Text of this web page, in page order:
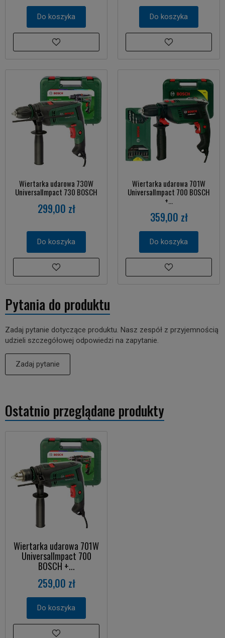
Do koszyka Do koszyka
Wiertarka udarowa 730W
UniversalImpact 730 BOSCH
299,00 zł
Do koszyka
Wiertarka udarowa 701W
UniversalImpact 700 BOSCH
+...
359,00 zł
Do koszyka
Pytania do produktu
Zadaj pytanie dotyczące produktu. Nasz zespół z przyjemnością
udzieli szczegółowej odpowiedzi na zapytanie.
Zadaj pytanie
Ostatnio przeglądane produkty
Wiertarka udarowa 701W
UniversalImpact 700
BOSCH +...
259,00 zł
Do koszyka